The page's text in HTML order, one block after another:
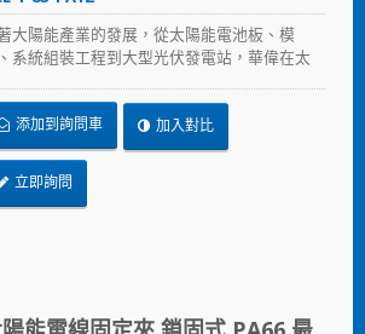
大陽能產業的發展，從太陽能電池板、模
系統組裝工程到大型光伏發電站，華偉在太
浪管到邊緣夾，提供兼顧品質與價格的解決
案，加速節省安裝時間、採用更可靠的PA12原
在惡劣的環境下表現出色，延長產品使用壽
添加到詢問車 加入對比
立即詢問